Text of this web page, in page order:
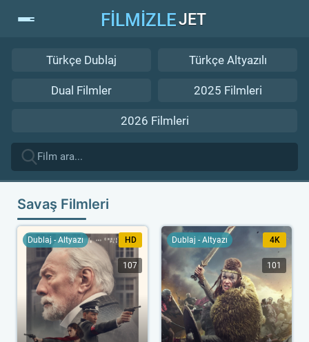
FİLMİZLEJET
Türkçe Dublaj Türkçe Altyazılı
Dual Filmler 2025 Filmleri
2026 Filmleri
Savaş Filmleri
Dublaj - Altyazı HD
107
Dublaj - Altyazı 4K
101